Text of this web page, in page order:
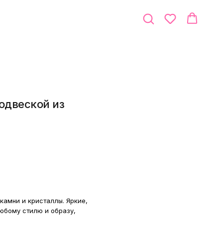
из
и кристаллы. Яркие,
стилю и образу,